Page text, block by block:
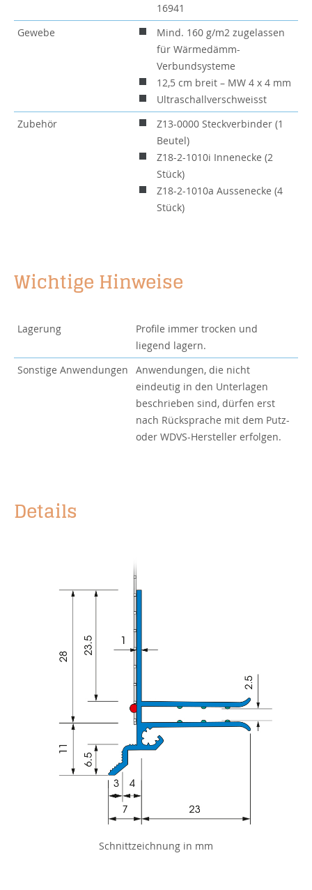
16941
Gewebe
Mind. 160 g/m2 zugelassen
für Wärmedämm-
Verbundsysteme
12,5 cm breit – MW 4 x 4 mm
Ultraschallverschweisst
Zubehör
Z13-0000 Steckverbinder (1
Beutel)
Z18-2-1010i Innenecke (2
Stück)
Z18-2-1010a Aussenecke (4
Stück)
Wichtige Hinweise
Lagerung
Profile immer trocken und
liegend lagern.
Sonstige Anwendungen
Anwendungen, die nicht
eindeutig in den Unterlagen
beschrieben sind, dürfen erst
nach Rücksprache mit dem Putz-
oder WDVS-Hersteller erfolgen.
Details
Schnittzeichnung in mm